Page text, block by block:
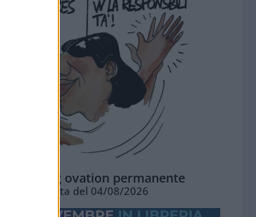
La standing ovation permanente
Vignetta del 04/08/2026